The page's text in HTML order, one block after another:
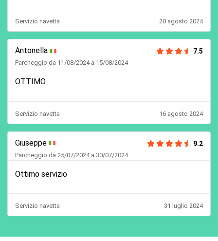
Servizio navetta 20 agosto 2024
Antonella 7.5
Parcheggio da 11/08/2024 a 15/08/2024
OTTIMO
Servizio navetta 16 agosto 2024
Giuseppe 9.2
Parcheggio da 25/07/2024 a 30/07/2024
Ottimo servizio
Servizio navetta 31 luglio 2024